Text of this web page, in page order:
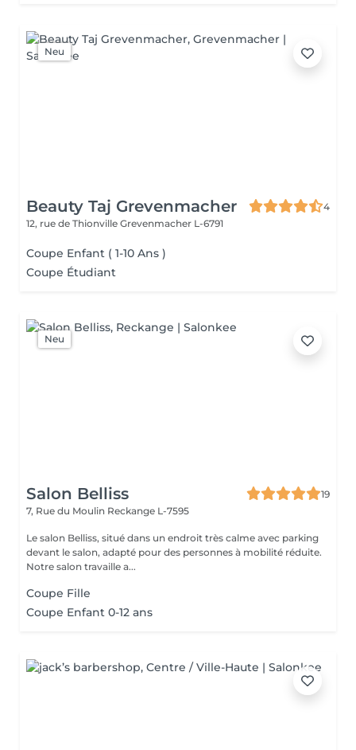
Neu
Beauty Taj Grevenmacher
4
12, rue de Thionville Grevenmacher L-6791
Coupe Enfant ( 1-10 Ans )
Coupe Étudiant
Neu
Salon Belliss
19
7, Rue du Moulin Reckange L-7595
Le salon Belliss, situé dans un endroit très calme avec parking
devant le salon, adapté pour des personnes à mobilité réduite.
Notre salon travaille a...
Coupe Fille
Coupe Enfant 0-12 ans